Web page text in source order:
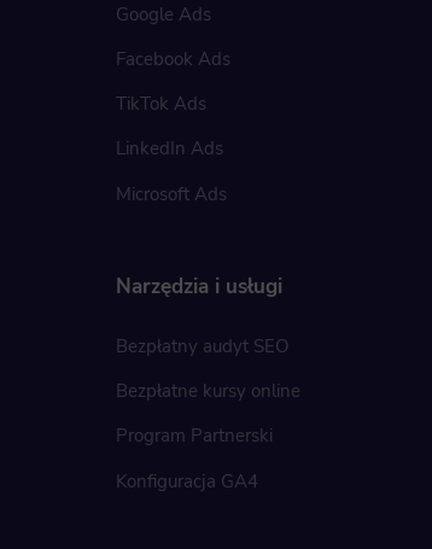
Narzędzia i usługi
Bezpłatny audyt SEO
Bezpłatne kursy online
Program Partnerski
Konfiguracja GA4
Google Ads
Facebook Ads
TikTok Ads
LinkedIn Ads
Microsoft Ads